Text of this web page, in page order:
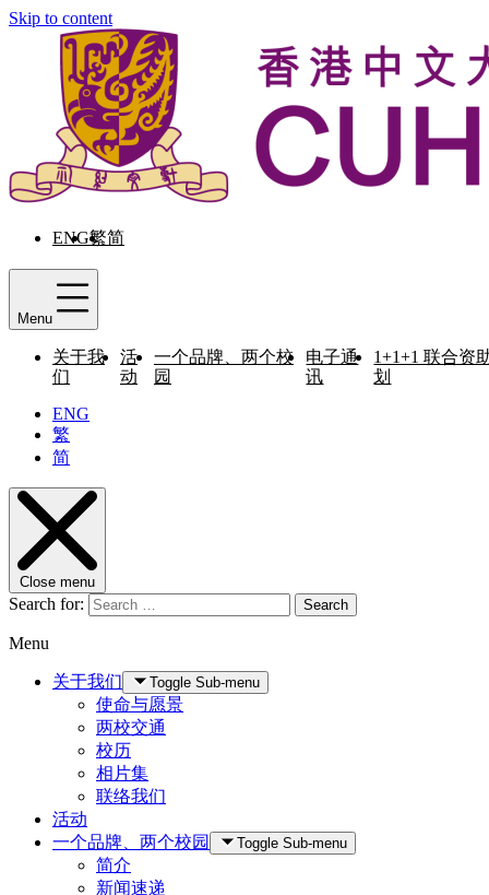
Skip to content
ENG繁简
Menu
关于我
们
活
动
一个品牌、两个校
园
电子通
讯
1+1+1 联合资
划
ENG
繁
简
Close menu
Search for: Search
Menu
关于我们 Toggle Sub-menu
使命与愿景
两校交通
校历
相片集
联络我们
活动
一个品牌、两个校园
Toggle Sub-menu
简介
新闻速递